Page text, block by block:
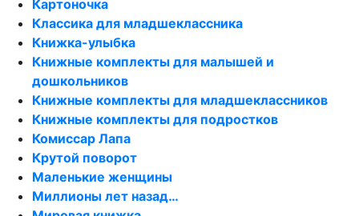
Картоночка
Классика для младшеклассника
Книжка-улыбка
Книжные комплекты для малышей и
дошкольников
Книжные комплекты для младшеклассников
Книжные комплекты для подростков
Комиссар Лапа
Крутой поворот
Маленькие женщины
Миллионы лет назад…